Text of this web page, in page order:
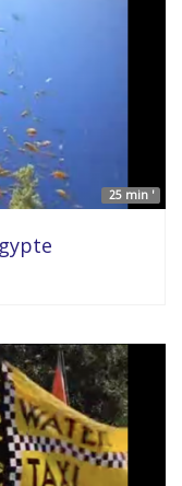
25 min '